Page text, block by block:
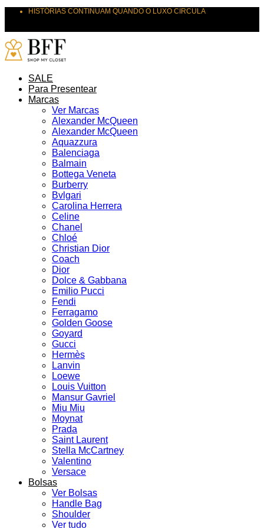
HISTÓRIAS CONTINUAM QUANDO O LUXO CIRCULA
SALE
Para Presentear
Marcas
Ver Marcas
Alexander McQueen
Alexander McQueen
Aquazzura
Balenciaga
Balmain
Bottega Veneta
Burberry
Bvlgari
Carolina Herrera
Celine
Chanel
Chloé
Christian Dior
Coach
Dior
Dolce & Gabbana
Emilio Pucci
Fendi
Ferragamo
Golden Goose
Goyard
Gucci
Hermès
Lanvin
Loewe
Louis Vuitton
Mansur Gavriel
Miu Miu
Moynat
Prada
Saint Laurent
Stella McCartney
Valentino
Versace
Bolsas
Ver Bolsas
Handle Bag
Shoulder
Ver tudo